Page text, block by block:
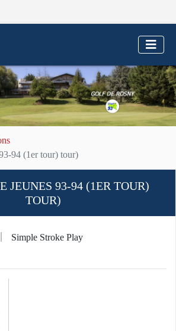
94 (1er tour) tour)
JEUNES 93-94 (1ER TOUR)
TOUR)
Simple Stroke Play